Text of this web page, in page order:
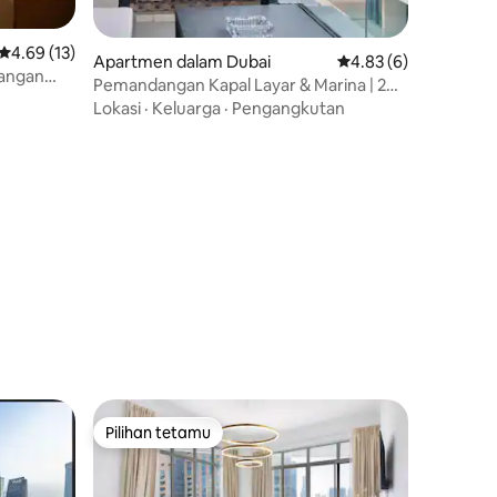
purata 4.69 daripada 5, 13 ulasan
4.69 (13)
Apartmen dalam Dubai Penarafan purata
4.83 (6)
Pemandangan Kapal Layar & Marina | 2
Bilik Tidur Baharu
Lokasi · Keluarga · Pengangkutan
Pilihan tetamu
Pilihan tetamu